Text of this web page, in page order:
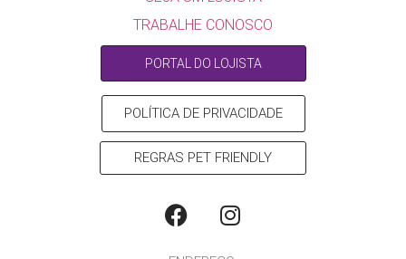
TRABALHE CONOSCO
PORTAL DO LOJISTA
POLÍTICA DE PRIVACIDADE
REGRAS PET FRIENDLY